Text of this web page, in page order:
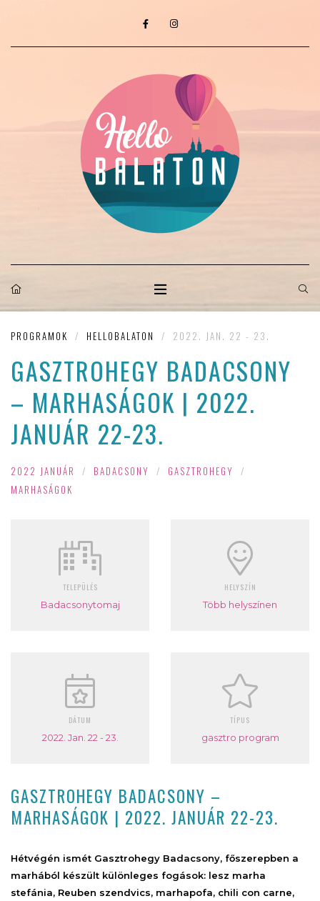
PROGRAMOK / HELLOBALATON / 2022. JAN. 22 - 23.
GASZTROHEGY BADACSONY
– MARHASÁGOK | 2022.
JANUÁR 22-23.
2022 JANUÁR / BADACSONY / GASZTROHEGY
/
MARHASÁGOK
TELEPÜLÉS
Badacsonytomaj
HELYSZÍN
Több helyszínen
DÁTUM
2022. Jan. 22 - 23.
TÍPUS
gasztro program
GASZTROHEGY BADACSONY –
MARHASÁGOK | 2022. JANUÁR 22-23.
Hétvégén ismét Gasztrohegy Badacsony, főszerepben a
marhából készült különleges fogások: lesz marha
stefánia, Reuben szendvics, marhapofa, chili con carne,